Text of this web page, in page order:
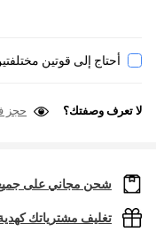
أحتاج إلى قوتين
لا تعرف وصفتك؟ حجز
شحن مجاني على جميع
تغليف مشترياتك